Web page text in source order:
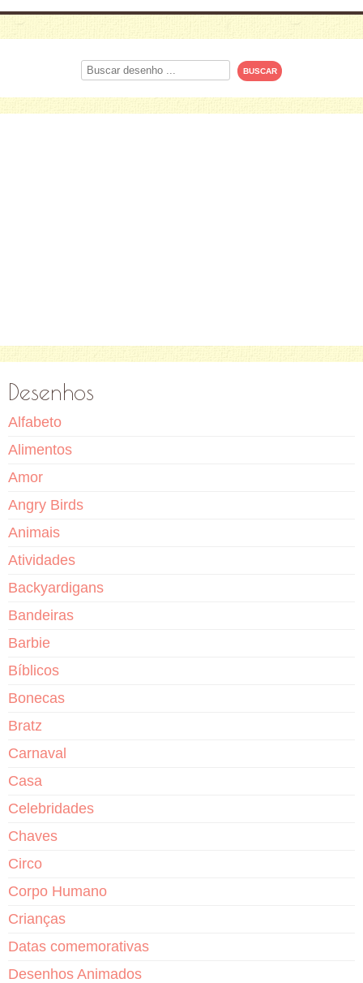
Procurar
Desenhos
Alfabeto
Alimentos
Amor
Angry Birds
Animais
Atividades
Backyardigans
Bandeiras
Barbie
Bíblicos
Bonecas
Bratz
Carnaval
Casa
Celebridades
Chaves
Circo
Corpo Humano
Crianças
Datas comemorativas
Desenhos Animados